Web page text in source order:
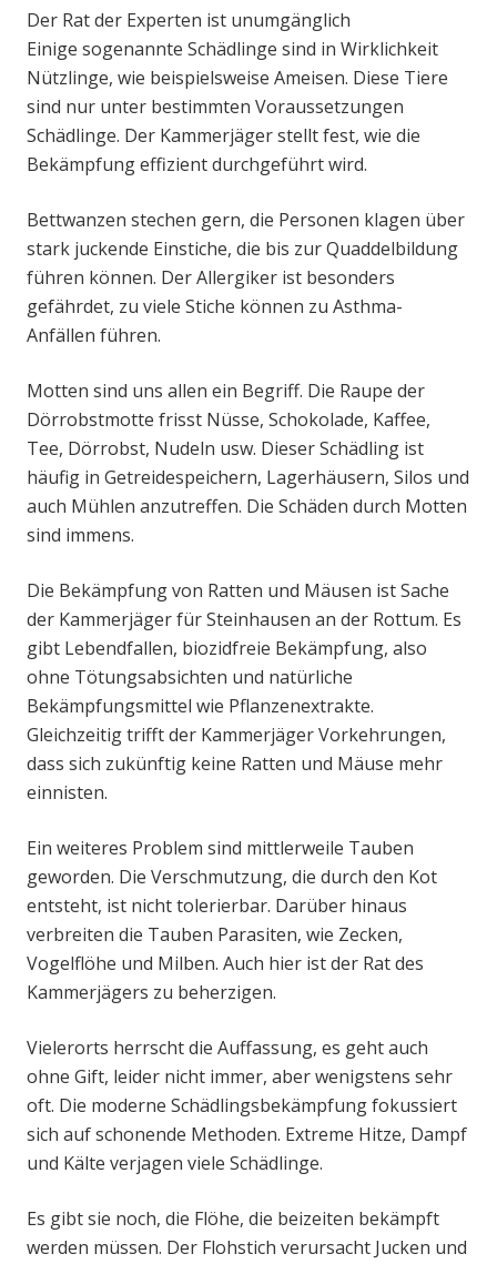
Der Rat der Experten ist unumgänglich
Einige sogenannte Schädlinge sind in Wirklichkeit
Nützlinge, wie beispielsweise Ameisen. Diese Tiere
sind nur unter bestimmten Voraussetzungen
Schädlinge. Der Kammerjäger stellt fest, wie die
Bekämpfung effizient durchgeführt wird.
Bettwanzen stechen gern, die Personen klagen über
stark juckende Einstiche, die bis zur Quaddelbildung
führen können. Der Allergiker ist besonders
gefährdet, zu viele Stiche können zu Asthma-
Anfällen führen.
Motten sind uns allen ein Begriff. Die Raupe der
Dörrobstmotte frisst Nüsse, Schokolade, Kaffee,
Tee, Dörrobst, Nudeln usw. Dieser Schädling ist
häufig in Getreidespeichern, Lagerhäusern, Silos und
auch Mühlen anzutreffen. Die Schäden durch Motten
sind immens.
Die Bekämpfung von Ratten und Mäusen ist Sache
der Kammerjäger für Steinhausen an der Rottum. Es
gibt Lebendfallen, biozidfreie Bekämpfung, also
ohne Tötungsabsichten und natürliche
Bekämpfungsmittel wie Pflanzenextrakte.
Gleichzeitig trifft der Kammerjäger Vorkehrungen,
dass sich zukünftig keine Ratten und Mäuse mehr
einnisten.
Ein weiteres Problem sind mittlerweile Tauben
geworden. Die Verschmutzung, die durch den Kot
entsteht, ist nicht tolerierbar. Darüber hinaus
verbreiten die Tauben Parasiten, wie Zecken,
Vogelflöhe und Milben. Auch hier ist der Rat des
Kammerjägers zu beherzigen.
Vielerorts herrscht die Auffassung, es geht auch
ohne Gift, leider nicht immer, aber wenigstens sehr
oft. Die moderne Schädlingsbekämpfung fokussiert
sich auf schonende Methoden. Extreme Hitze, Dampf
und Kälte verjagen viele Schädlinge.
Es gibt sie noch, die Flöhe, die beizeiten bekämpft
werden müssen. Der Flohstich verursacht Jucken und